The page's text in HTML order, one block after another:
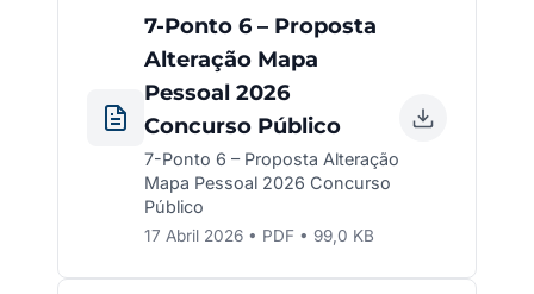
7-Ponto 6 – Proposta
Alteração Mapa
Pessoal 2026
Concurso Público
7-Ponto 6 – Proposta Alteração
Mapa Pessoal 2026 Concurso
Público
17 Abril 2026 • PDF • 99,0 KB